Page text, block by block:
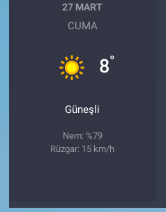
27 MART
CUMA
8°
Güneşli
Nem: %79
Rüzgar: 15 km/h